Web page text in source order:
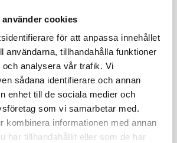
cookies
för att anpassa innehållet
användarna, tillhandahålla funktioner
analysera vår trafik. Vi
sådana identifierare och annan
enhet till de sociala medier och
som vi samarbetar med.
kombinera informationen med annan
har tillhandahållit eller som de har
Bytesintervall 1000h.
NEEDED
BUY